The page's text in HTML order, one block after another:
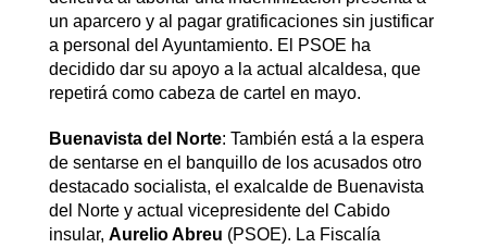
un aparcero y al pagar gratificaciones sin justificar
a personal del Ayuntamiento. El PSOE ha
decidido dar su apoyo a la actual alcaldesa, que
repetirá como cabeza de cartel en mayo.
Buenavista del Norte: También está a la espera
de sentarse en el banquillo de los acusados otro
destacado socialista, el exalcalde de Buenavista
del Norte y actual vicepresidente del Cabido
insular, Aurelio Abreu (PSOE). La Fiscalía